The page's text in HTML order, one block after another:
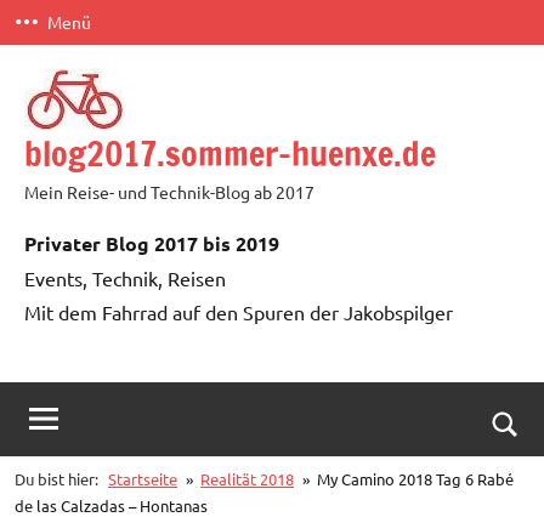
Zum
Inhalt
springen
Menü
blog2017.sommer-huenxe.de
Mein Reise- und Technik-Blog ab 2017
Privater Blog 2017 bis 2019
Events, Technik, Reisen
Mit dem Fahrrad auf den Spuren der Jakobspilger
Du bist hier: Startseite Realität 2018
My Camino 2018 Tag 6 Rabé
de las Calzadas – Hontanas